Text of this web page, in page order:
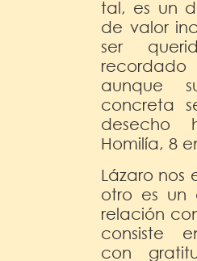
tal, es un
de valor
ser
aunque
concreta
desecho
Homilía, 8
Lázaro nos
otro es un
relación
consiste
con